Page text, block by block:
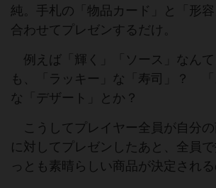
純。手札の「物品カード」と「形
合わせてプレゼンするだけ。
例えば「輝く」「ソース」なん
も、「ラッキー」な「寿司」？ 「
な「デザート」とか？
こうしてプレイヤー全員が自分の
に対してプレゼンしたあと、全員
っとも素晴らしい商品が決定される